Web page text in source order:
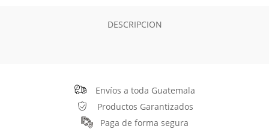
DESCRIPCION
Envíos a toda Guatemala
Productos Garantizados
Paga de forma segura